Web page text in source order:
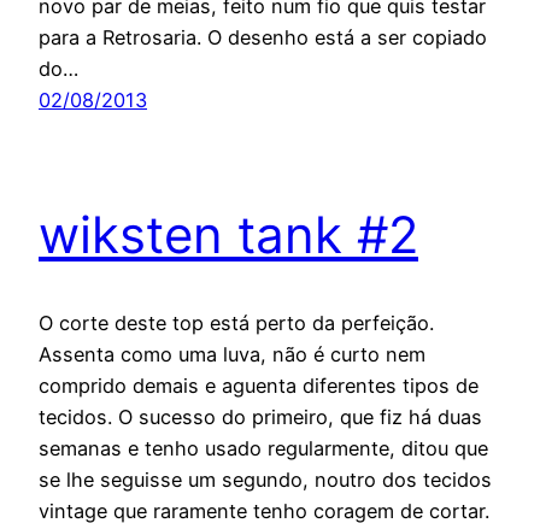
novo par de meias, feito num fio que quis testar
para a Retrosaria. O desenho está a ser copiado
do…
02/08/2013
wiksten tank #2
O corte deste top está perto da perfeição.
Assenta como uma luva, não é curto nem
comprido demais e aguenta diferentes tipos de
tecidos. O sucesso do primeiro, que fiz há duas
semanas e tenho usado regularmente, ditou que
se lhe seguisse um segundo, noutro dos tecidos
vintage que raramente tenho coragem de cortar.